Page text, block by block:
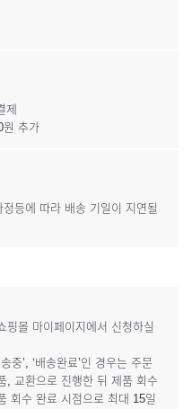
제
원 추가
등에 따라 배송 기일이 지연될
핑몰 마이페이지에서 신청하실
중’, ‘배송완료’인 경우는 주문
, 교환으로 진행한 뒤 제품 회수
회수 완료 시점으로 최대 15일